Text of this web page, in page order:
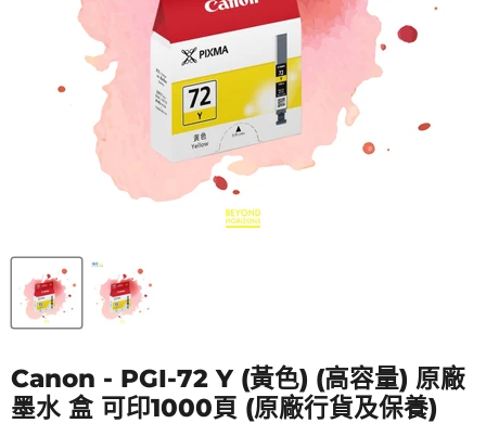
Canon - PGI-72 Y (黃色) (高容量) 原廠
墨水 盒 可印1000頁 (原廠行貨及保養)